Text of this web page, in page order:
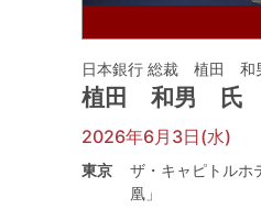
日本銀行 総裁 植田
植田 和男 氏
2026年6月3日(水)
東京
ザ・キャピトルホ
凰」